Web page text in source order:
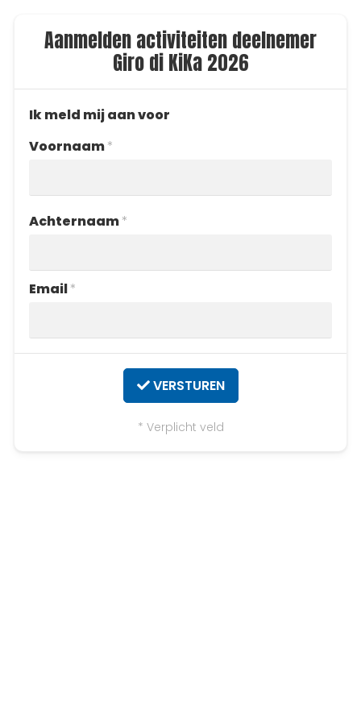
Aanmelden activiteiten deelnemer
Giro di KiKa 2026
Ik meld mij aan voor
Voornaam*
Achternaam*
Email*
* Verplicht veld
VERSTUREN